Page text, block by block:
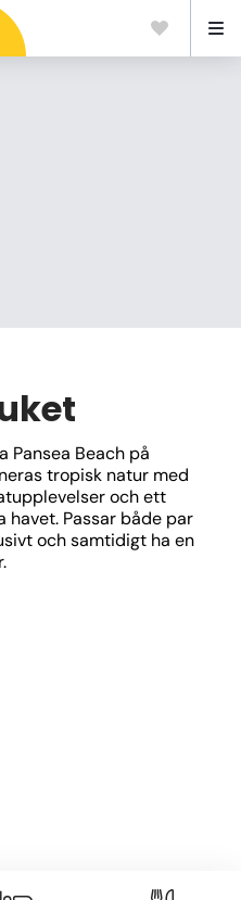
Pansea Beach på
tropisk natur med
och ett
havet. Passar både par
och samtidigt ha en